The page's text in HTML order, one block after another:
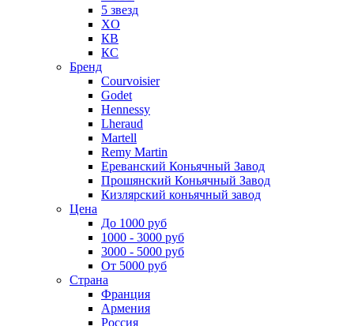
5 звезд
XO
КВ
КС
Бренд
Courvoisier
Godet
Hennessy
Lheraud
Martell
Remy Martin
Ереванский Коньячный Завод
Прошянский Коньячный Завод
Кизлярский коньячный завод
Цена
До 1000 руб
1000 - 3000 руб
3000 - 5000 руб
От 5000 руб
Страна
Франция
Армения
Россия